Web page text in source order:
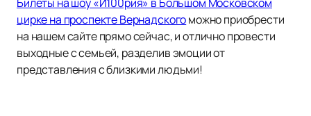
Билеты на шоу «И100рия» в Большом Московском
цирке на проспекте Вернадскогоможно приобрести
на нашем сайте прямо сейчас, и отлично провести
выходные с семьей, разделив эмоции от
представления с близкими людьми!